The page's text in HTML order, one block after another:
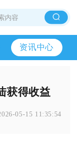
资讯中心
获得收益
05-15 11:35:54